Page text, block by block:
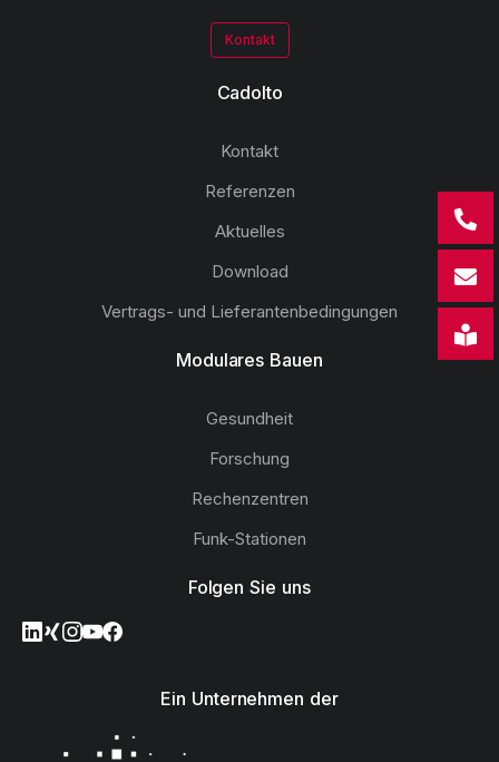
Kontakt
Cadolto
Kontakt
Referenzen
Aktuelles
Download
Vertrags- und Lieferantenbedingungen
Modulares Bauen
Gesundheit
Forschung
Rechenzentren
Funk-Stationen
Folgen Sie uns
Ein Unternehmen der